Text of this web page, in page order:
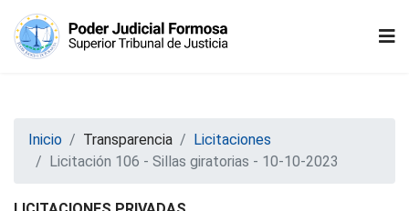
Inicio Transparencia
Licitaciones
Licitación 106 - Sillas giratorias - 10-10-2023